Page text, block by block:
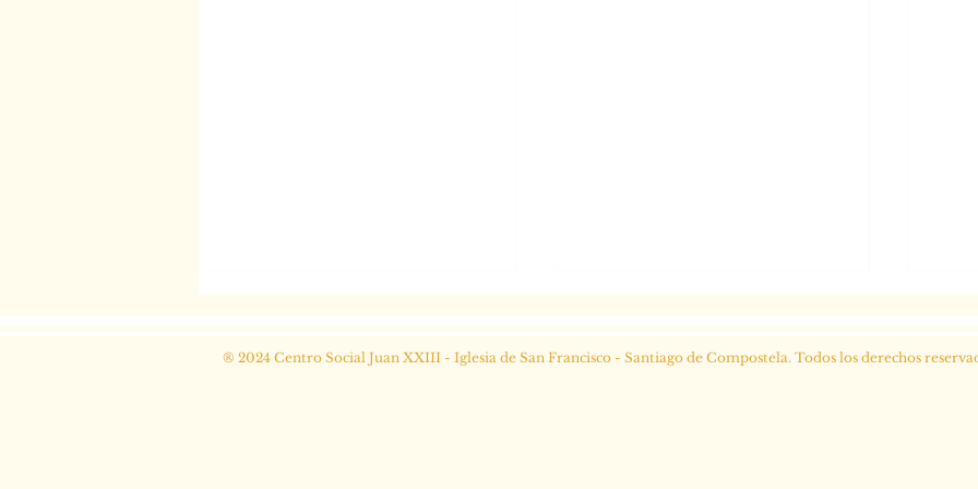
® 2024 Centro Social Juan XXIII - Iglesia de San Francisco - Santiago de Compostela. Todos los derechos